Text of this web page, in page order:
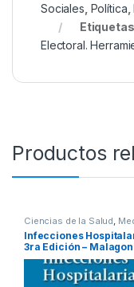
Sociales Política ,
Electoral.
Productos
Ciencias de la Salud,
Profesionales y tecnicos
Infecciones
3ra Edición – Malagon
Panamericana